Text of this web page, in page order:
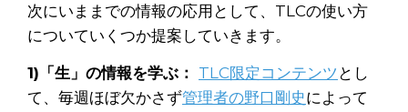
次にいままでの情報の応用として、TLCの使い方
についていくつか提案していきます。
1)「生」の情報を学ぶ： TLC限定コンテンツ とし
て、毎週ほぼ欠かさず管理者の野口剛史によって